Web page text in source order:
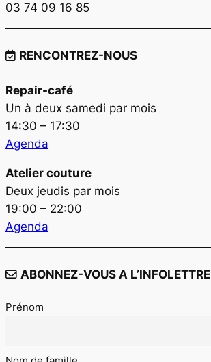
03 74 09 16 85
RENCONTREZ-NOUS
Repair-café
Un à deux samedi par mois
14:30 – 17:30
Agenda
Atelier couture
Deux jeudis par mois
19:00 – 22:00
Agenda
ABONNEZ-VOUS A L’INFOLETTRE
Prénom